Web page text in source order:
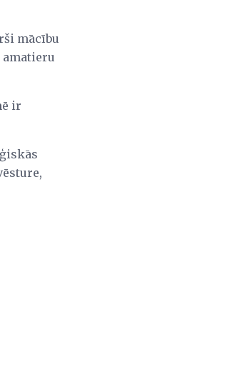
mācību
ir